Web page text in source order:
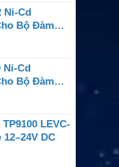
Ni-Cd
Bộ Đàm
500P
Ni-Cd
Bộ Đàm
LEVC-
DC